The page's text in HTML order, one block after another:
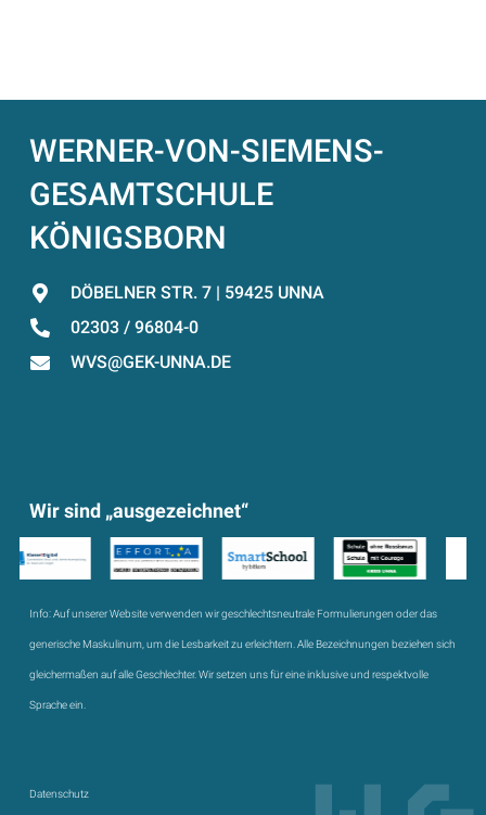
WERNER-VON-SIEMENS-
GESAMTSCHULE
KÖNIGSBORN
DÖBELNER STR. 7 | 59425 UNNA
02303 / 96804-0
WVS@GEK-UNNA.DE
Wir sind „ausgezeichnet“
Info:Auf unserer Website verwenden wir geschlechtsneutrale Formulierungen oder das
generische Maskulinum, um die Lesbarkeit zu erleichtern. Alle Bezeichnungen beziehen sich
gleichermaßen auf alle Geschlechter. Wir setzen uns für eine inklusive und respektvolle
Sprache ein.
Datenschutz